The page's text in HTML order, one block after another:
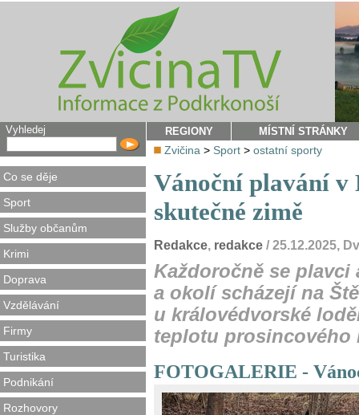
Vyhledej
Co se děje
Sport
Služby občanům
Krimi
Doprava
Vzdělávání
Firmy
Turistika
Podnikání
Rozhovory
REGIONY MÍSTNÍ STRÁNKY
Zvičina > Sport > ostatní sporty
Vánoční plavání v
skutečné zimě
Redakce, redakce / 25.12.2025,
Každoročně se plavci
a okolí scházejí na
u královédvorské
teplotu prosincového
FOTOGALERIE -